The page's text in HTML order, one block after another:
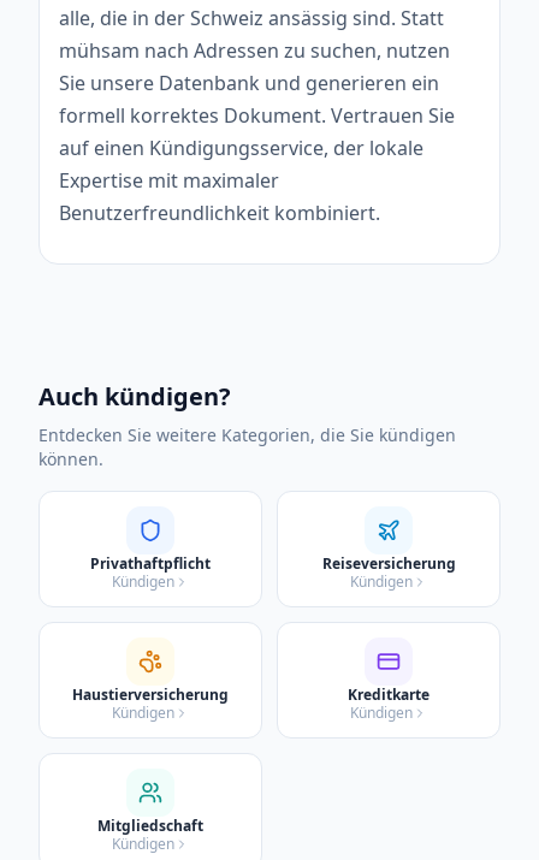
alle, die in der Schweiz ansässig sind. Statt
mühsam nach Adressen zu suchen, nutzen
Sie unsere Datenbank und generieren ein
formell korrektes Dokument. Vertrauen Sie
auf einen Kündigungsservice, der lokale
Expertise mit maximaler
Benutzerfreundlichkeit kombiniert.
Auch kündigen?
Entdecken Sie weitere Kategorien, die Sie kündigen
können.
Privathaftpflicht
Kündigen
Reiseversicherung
Kündigen
Haustierversicherung
Kündigen
Kreditkarte
Kündigen
Mitgliedschaft
Kündigen